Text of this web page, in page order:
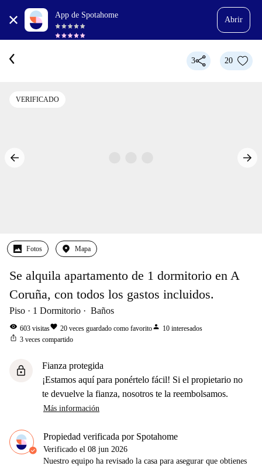
App de Spotahome
Abrir
3 20
VERIFICADO
Fotos Mapa
Se alquila apartamento de 1 dormitorio en A
Coruña, con todos los gastos incluidos.
Piso 1 Dormitorio Baños
visibility 603 visitasfavorite 20 veces guardado como favoritoperson 10 interesados
ios_share 3 veces compartido
lock
Fianza protegida
¡Estamos aquí para ponértelo fácil! Si el propietario no
te devuelve la fianza, nosotros te la reembolsamos.
Más información
Propiedad verificada por Spotahome
Verificado el 08 jun 2026
Nuestro equipo ha revisado la casa para asegurar que obtienes